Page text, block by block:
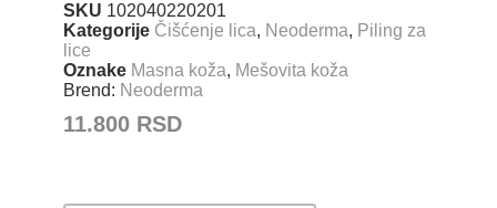
SKU 102040220201
Kategorije Čišćenje lica, Neoderma, Piling za
lice
Oznake Masna koža, Mešovita koža
Brend: Neoderma
11.800 RSD